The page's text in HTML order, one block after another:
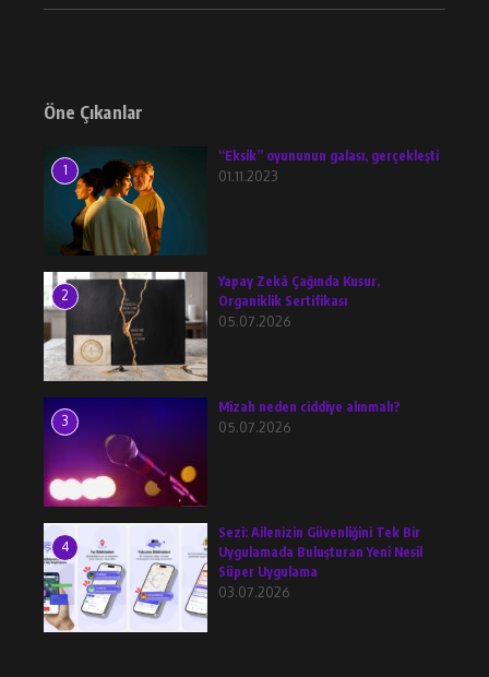
Öne Çıkanlar
1
“Eksik” oyununun galası, gerçekleşti
01.11.2023
2
Yapay Zekâ Çağında Kusur,
Organiklik Sertifikası
05.07.2026
3
Mizah neden ciddiye alınmalı?
05.07.2026
4
Sezi: Ailenizin Güvenliğini Tek Bir
Uygulamada Buluşturan Yeni Nesil
Süper Uygulama
03.07.2026